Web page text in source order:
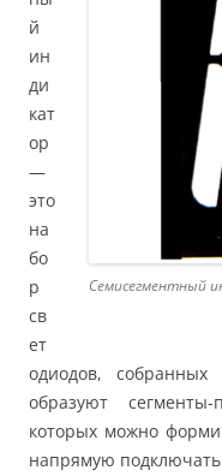
Семисегментный
й
ин
ди
кат
ор
—
это
на
бо
р
св
ет
одиодов,
образуют
которых можно
напрямую